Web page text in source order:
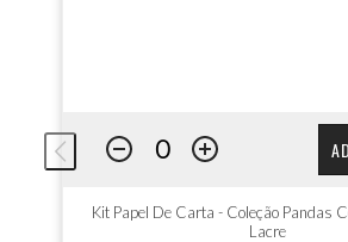
Kit Papel De Carta - Coleção Pandas
Lacre